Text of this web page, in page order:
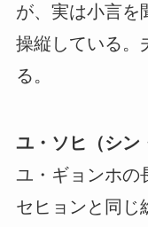
が、実は小言を
操縦している。
る。
ユ・ソヒ（シン
ユ・ギョンホの
セヒョンと同じ